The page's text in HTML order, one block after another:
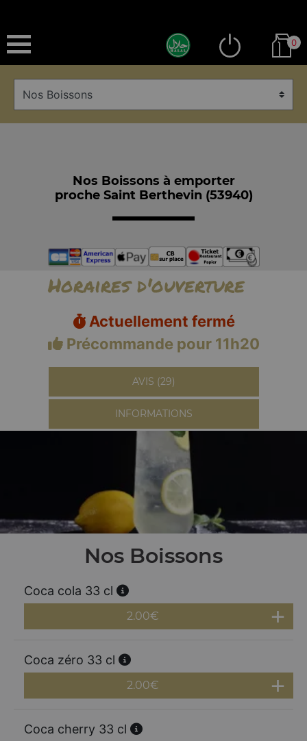
0
Nos Boissons à emporter
proche Saint Berthevin (53940)
Horaires d'ouverture
Actuellement fermé
Précommande pour 11h20
AVIS (29)
INFORMATIONS
Nos Boissons
Coca cola 33 cl
2.00€
Coca zéro 33 cl
2.00€
Coca cherry 33 cl